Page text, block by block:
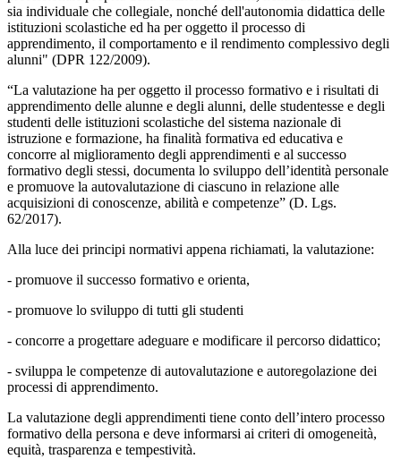
sia individuale che collegiale, nonché dell'autonomia didattica delle
istituzioni scolastiche ed ha per oggetto il processo di
apprendimento, il comportamento e il rendimento complessivo degli
alunni" (DPR 122/2009).
“La valutazione ha per oggetto il processo formativo e i risultati di
apprendimento delle alunne e degli alunni, delle studentesse e degli
studenti delle istituzioni scolastiche del sistema nazionale di
istruzione e formazione, ha finalità formativa ed educativa e
concorre al miglioramento degli apprendimenti e al successo
formativo degli stessi, documenta lo sviluppo dell’identità personale
e promuove la autovalutazione di ciascuno in relazione alle
acquisizioni di conoscenze, abilità e competenze” (D. Lgs.
62/2017).
Alla luce dei principi normativi appena richiamati, la valutazione:
- promuove il successo formativo e orienta,
- promuove lo sviluppo di tutti gli studenti
- concorre a progettare adeguare e modificare il percorso didattico;
- sviluppa le competenze di autovalutazione e autoregolazione dei
processi di apprendimento.
La valutazione degli apprendimenti tiene conto dell’intero processo
formativo della persona e deve informarsi ai criteri di omogeneità,
equità, trasparenza e tempestività.